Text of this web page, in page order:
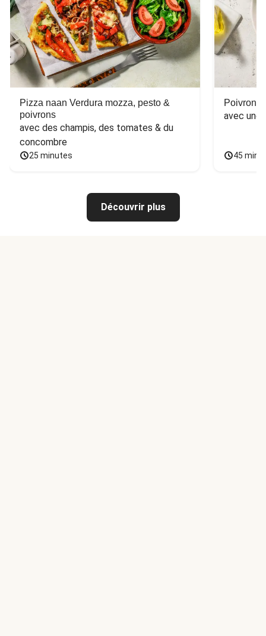
Pizza naan Verdura mozza, pesto &
poivrons
avec des champis, des tomates & du
concombre
25 minutes
Poivron
avec une
45
Découvrir plus